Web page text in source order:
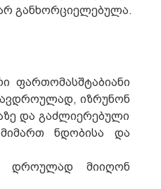
განხორციელებულა.
ფართომასშტაბიანი
იზრუნონ
და გაძლიერებული
ნდობისა და
დროულად მიიღონ